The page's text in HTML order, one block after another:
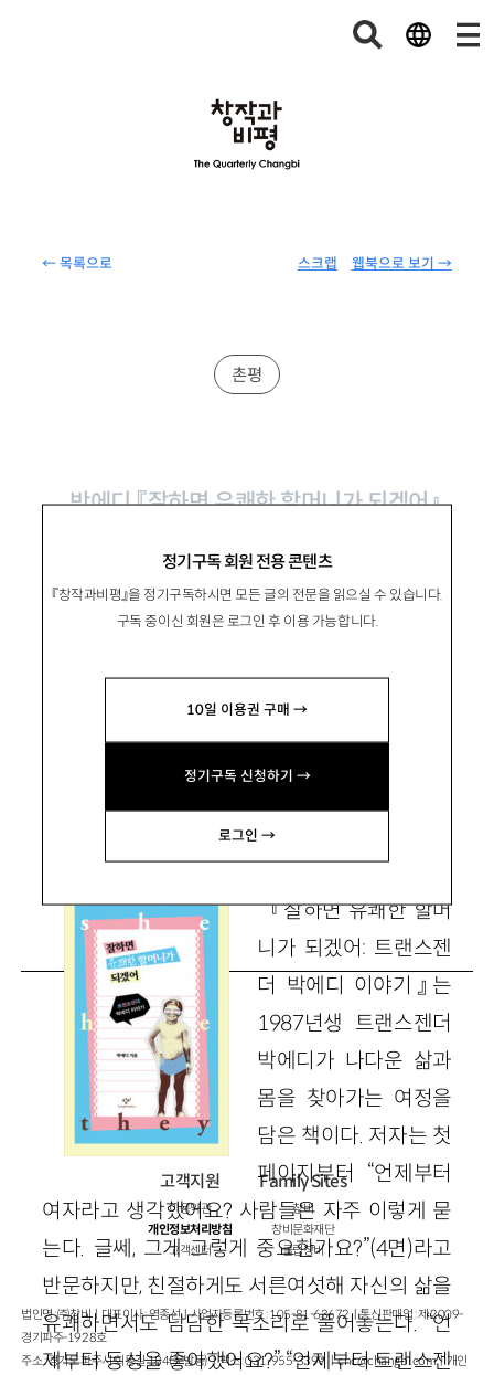
← 목록으로 웹북으로 보기 →
스크랩
정기구독 회원 전용 콘텐츠
『창작과비평』을 정기구독하시면 모든 글의 전문을 읽으실 수 있습니다.
구독 중이신 회원은 로그인 후 이용 가능합니다.
10일 이용권 구매 →
정기구독 신청하기 →
로그인 →
촌평
박에디 『잘하면 유쾌한 할머니가 되겠어』,
편견과 혐오가 과거의 유물이 될 때까지
『잘하면 유쾌한 할머
니가 되겠어: 트랜스젠
더 박에디 이야기』는
1987년생 트랜스젠더
박에디가 나다운 삶과
몸을 찾아가는 여정을
담은 책이다. 저자는 첫
페이지부터 “언제부터
여자라고 생각했어요? 사람들은 자주 이렇게 묻
는다. 글쎄, 그게 그렇게 중요한가요?”(4면)라고
반문하지만, 친절하게도 서른여섯해 자신의 삶을
유쾌하면서도 담담한 목소리로 풀어놓는다. “언
제부터 동성을 좋아했어요?” “언제부터 트랜스젠
고객지원
이용약관
개인정보처리방침
고객센터
Family Sites
창비
창비문화재단
클럽창비
법인명 : ㈜창비ㅣ대표이사 : 염종선ㅣ사업자등록번호 : 105-81-63672ㅣ통신판매업 : 제 2009-
경기파주-1928호
주소 : 경기도 파주시 회동길 184(문발동)ㅣ팩스 : 031-955-3399 ㅣcnc@changbi.comㅣ개인